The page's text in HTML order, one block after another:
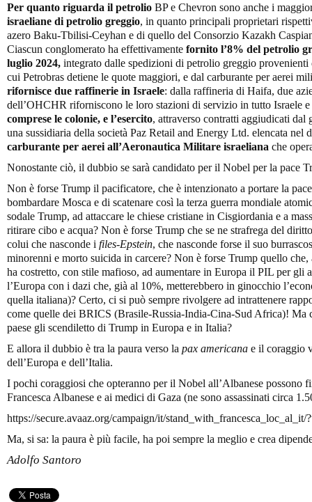
Per quanto riguarda il petrolio BP e Chevron sono anche i
israeliane di petrolio greggio, in quanto principali proprietari
azero Baku-Tbilisi-Ceyhan e di quello del Consorzio Kazakh
Ciascun conglomerato ha effettivamente fornito l’8% del petrolio
luglio 2024, integrato dalle spedizioni di petrolio greggio
cui Petrobras detiene le quote maggiori, e dal carburante per aerei
rifornisce due raffinerie in Israele: dalla raffineria di Haifa, due
dell’OHCHR riforniscono le loro stazioni di servizio in tutto Israele
comprese le colonie, e l’esercito, attraverso contratti aggiudicati
una sussidiaria della società Paz Retail and Energy Ltd. elencata nel
carburante per aerei all’Aeronautica Militare israeliana che
Nonostante ciò, il dubbio se sarà candidato per il Nobel per la pace
Non è forse Trump il pacificatore, che è intenzionato a portare la
bombardare Mosca e di scatenare così la terza guerra mondiale
sodale Trump, ad attaccare le chiese cristiane in Cisgiordania e a
ritirare cibo e acqua? Non è forse Trump che se ne strafrega del
colui che nasconde i files-Epstein, che nasconde forse il suo
minorenni e morto suicida in carcere? Non è forse Trump quello
ha costretto, con stile mafioso, ad aumentare in Europa il PIL per gli
l’Europa con i dazi che, già al 10%, metterebbero in ginocchio
quella italiana)? Certo, ci si può sempre rivolgere ad intrattenere
come quelle dei BRICS (Brasile-Russia-India-Cina-Sud Africa)! Ma
paese gli scendiletto di Trump in Europa e in Italia?
E allora il dubbio è tra la paura verso la pax americana e il coraggio
dell’Europa e dell’Italia.
I pochi coraggiosi che opteranno per il Nobel all’Albanese possono
Francesca Albanese e ai medici di Gaza (ne sono assassinati circa
https://secure.avaaz.org/campaign/it/stand_with_francesca_loc_al_it/
Ma, si sa: la paura è più facile, ha poi sempre la meglio e crea
Adolfo Santoro